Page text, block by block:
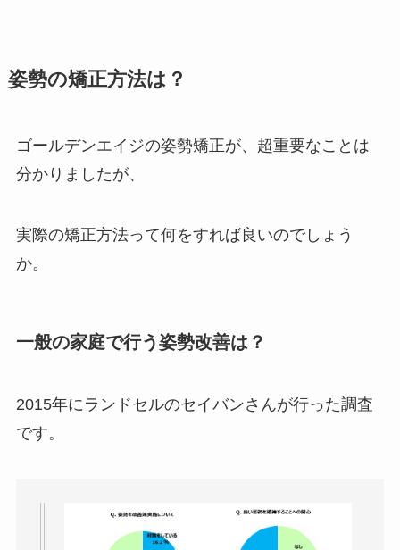
姿勢の矯正方法は？
ゴールデンエイジの姿勢矯正が、超重要なことは
分かりましたが、
実際の矯正方法って何をすれば良いのでしょう
か。
一般の家庭で行う姿勢改善は？
2015年にランドセルのセイバンさんが行った調査
です。